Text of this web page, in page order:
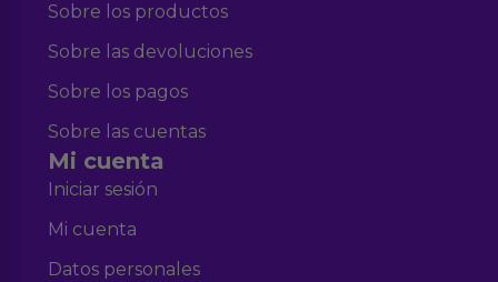
Sobre los productos
Sobre las devoluciones
Sobre los pagos
Sobre las cuentas
Mi cuenta
Iniciar sesión
Mi cuenta
Datos personales